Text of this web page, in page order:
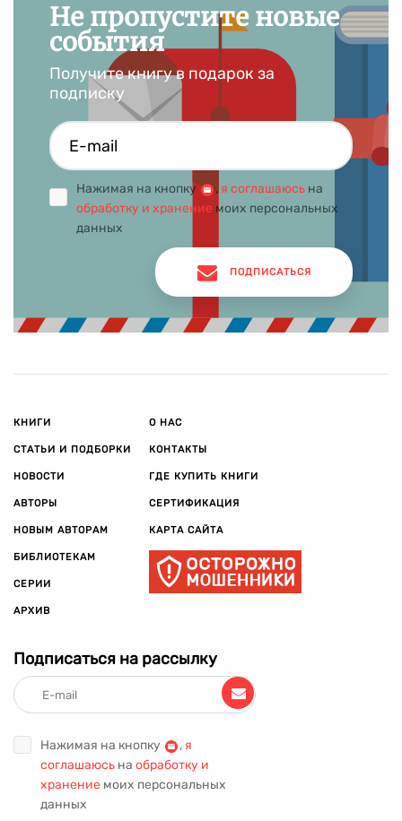
Не пропустите новые
события
Получите книгу в подарок за
подписку
Нажимая на кнопку , я соглашаюсь на
обработку и хранение моих персональных
данных
ПОДПИСАТЬСЯ
КНИГИ
СТАТЬИ И ПОДБОРКИ
НОВОСТИ
АВТОРЫ
НОВЫМ АВТОРАМ
БИБЛИОТЕКАМ
СЕРИИ
АРХИВ
О НАС
КОНТАКТЫ
ГДЕ КУПИТЬ КНИГИ
СЕРТИФИКАЦИЯ
КАРТА САЙТА
Подписаться на рассылку
Нажимая на кнопку , я
соглашаюсь на обработку и
хранение моих персональных
данных